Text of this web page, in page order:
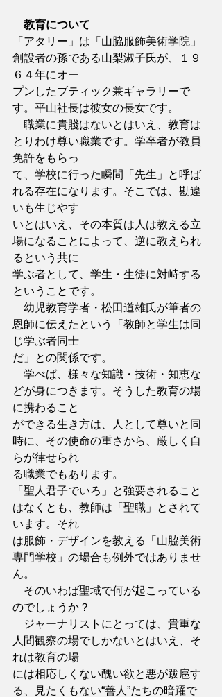
教育について
「アタリー」は「山脇服飾美術学院」
創設者の孫である山梨淑子氏が、１９
６４年にオー
プンしたブティック兼ギャラリーで
す。平山社長は彼女の長女です。
職業に貴賤はないとはいえ、教育は
とりわけ尊い職業です。学卒者が教員
免許をもらっ
て、学校に行った瞬間「先生」と呼ば
れる存在になります。そこでは、勘違
いも生じやす
いとはいえ、その本質は人は教える立
場になることによって、逆に教えられ
るという共に
学ぶ者として、学生・生徒に対峙する
ということです。
幼児教育学者・松田道雄氏が筆者の
恩師に伝えたという「教師と学生は同
じ学ぶ者同士
だ」との関係です。
学べば、様々な知識・技術・知恵な
どが身につきます。そうした教育の場
に携わること
ができる生き方は、人として尊いと同
時に、その使命の重さから、厳しく自
らが律せられ
る職業でもあります。
「聖人君子でいろ」と強要されること
はなくとも、教師は「聖職」とされて
います。それ
は服飾・デザインを教える「山脇美術
専門学校」の場合も例外ではありませ
ん。
そのいわば聖域で何が起こっている
のでしょうか？
ジャーナリストにとっては、貴重な
人間観察の場でしかないとはいえ、そ
れは教育の場
には相応しくない醜い欲と悪が跋扈す
る、見たくもない“善人”たちの暗躍で